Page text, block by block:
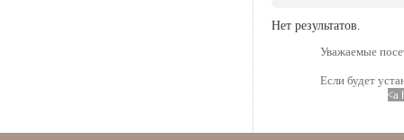
Нет результатов.
Уважаемые
Если будет
<a